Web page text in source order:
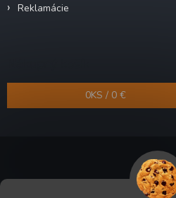
Reklamácie
0KS / 0 €
Odra-shop.sk.